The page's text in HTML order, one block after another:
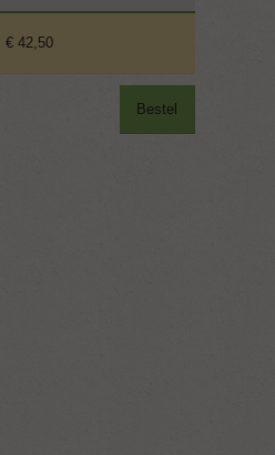
€ 42,50
Bestel